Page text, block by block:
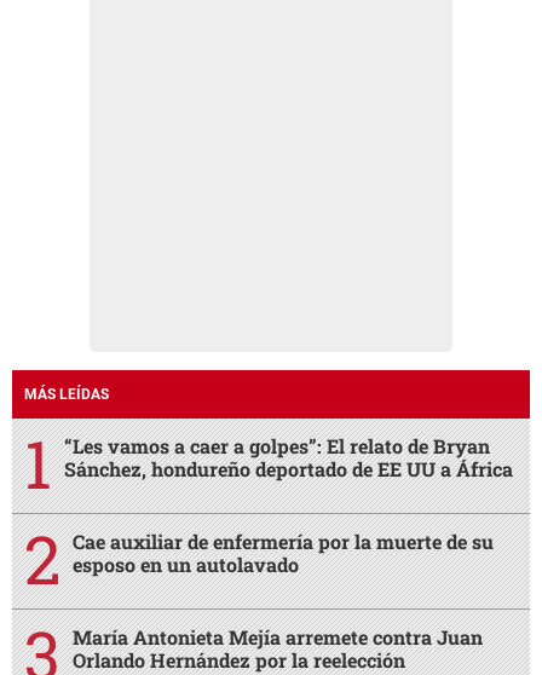
MÁS LEÍDAS
“Les vamos a caer a golpes”: El relato de Bryan
Sánchez, hondureño deportado de EE UU a África
Cae auxiliar de enfermería por la muerte de su
esposo en un autolavado
María Antonieta Mejía arremete contra Juan
Orlando Hernández por la reelección